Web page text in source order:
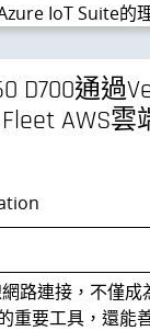
IoT Suite的
D700通過
AWS
路連接，不僅成
重要工具，還能